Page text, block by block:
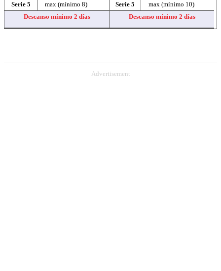
Serie 5
max (mínimo 8) Serie 5
max (mínimo 10)
Descanso mínimo 2 días
Descanso mínimo 2 días
Advertisement